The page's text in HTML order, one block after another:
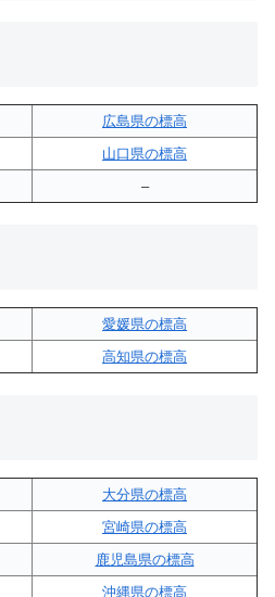
広島県の標高
山口県の標高
–
愛媛県の標高
高知県の標高
大分県の標高
宮崎県の標高
鹿児島県の標高
沖縄県の標高